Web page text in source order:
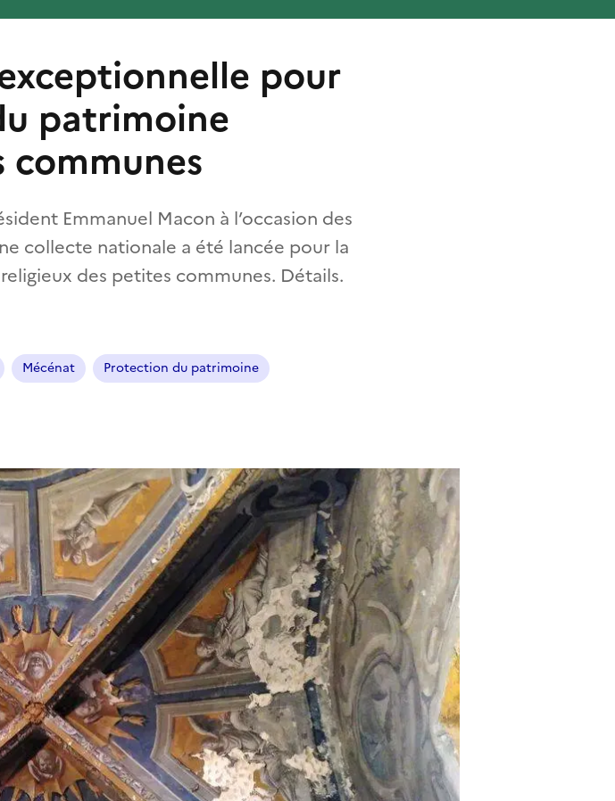
pour
patrimoine
Emmanuel Macon à l’occasion des
collecte nationale a été lancée pour la
des petites communes. Détails.
Mécénat Protection du patrimoine